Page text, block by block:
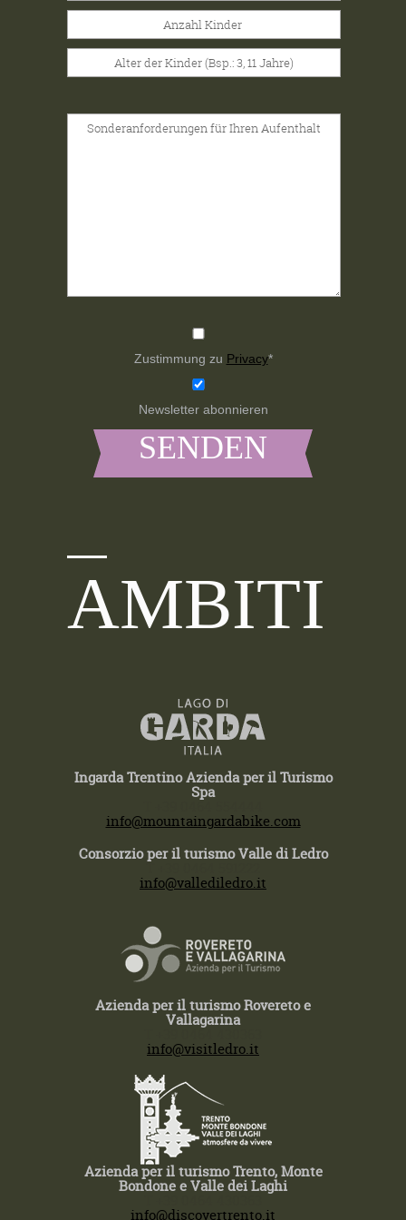
Zustimmung zu Privacy*
Newsletter abonnieren
AMBITI
Ingarda Trentino Azienda per il Turismo
Spa
info@mountaingardabike.com
Consorzio per il turismo Valle di Ledro
info@vallediledro.it
Azienda per il turismo Rovereto e
Vallagarina
info@visitledro.it
Azienda per il turismo Trento, Monte
Bondone e Valle dei Laghi
info@discovertrento.it